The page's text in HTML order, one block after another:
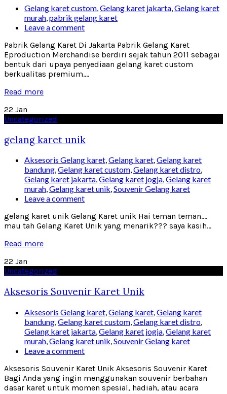
Gelang karet custom,Gelang karet jakarta,Gelang karet
murah,pabrik gelang karet
Leave a comment
Pabrik Gelang Karet Di Jakarta Pabrik Gelang Karet
Eproduction Merchandise berdiri sejak tahun 2011 sebagai
bentuk dari upaya penyediaan gelang karet custom
berkualitas premium....
Read more
22 Jan
Uncategorized
gelang karet unik
Aksesoris Gelang karet,Gelang karet,Gelang karet
bandung,Gelang karet custom,Gelang karet distro,
Gelang karet jakarta,Gelang karet jogja,Gelang karet
murah,Gelang karet unik,Souvenir Gelang karet
Leave a comment
gelang karet unik Gelang Karet unik Hai teman teman….
mau tah Gelang Karet Unik yang menarik??? saya kasih...
Read more
22 Jan
Uncategorized
Aksesoris Souvenir Karet Unik
Aksesoris Gelang karet Gelang karet Gelang karet
bandung Gelang karet custom Gelang karet distro
Gelang karet jakarta Gelang karet jogja Gelang karet
murah Gelang karet unik Souvenir Gelang karet
Leave a comment
Aksesoris Souvenir Karet Unik Aksesoris Souvenir Karet
Bagi Anda yang ingin menggunakan souvenir berbahan
dasar karet untuk momen spesial, hadiah, atau acara